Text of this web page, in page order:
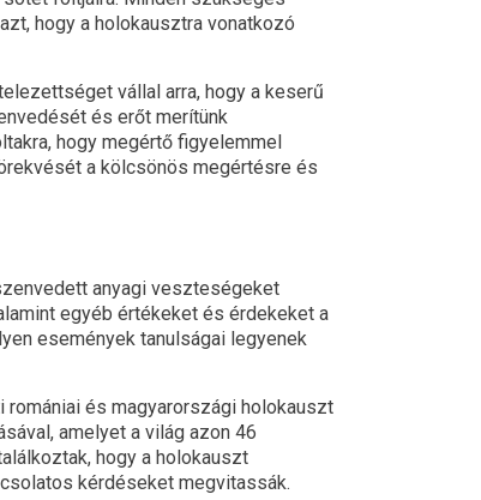
hogy a holokausztra vonatkozó
vállal arra, hogy a keserű
és erőt merítünk
hogy megértő figyelemmel
a kölcsönös megértésre és
anyagi veszteségeket
egyéb értékeket és érdekeket a
események tanulságai legyenek
és magyarországi holokauszt
amelyet a világ azon 46
hogy a holokauszt
kérdéseket megvitassák.